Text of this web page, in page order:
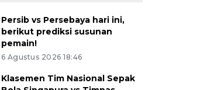
Persib vs Persebaya hari ini,
berikut prediksi susunan
pemain!
6 Agustus 2026 18:46
Klasemen Tim Nasional Sepak